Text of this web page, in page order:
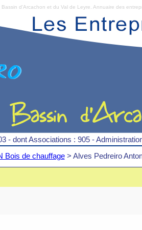
d'Arcachon et du Val de Leyre. Annuaire des
- dont Associations : 905 -
Bois de chauffage> Alves Pedreiro